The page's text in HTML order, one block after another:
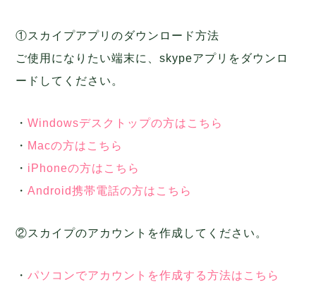
①スカイプアプリのダウンロード方法
ご使用になりたい端末に、skypeアプリをダウンロ
ードしてください。
・Windowsデスクトップの方はこちら
・ Macの方はこちら
・ iPhoneの方はこちら
・Android携帯電話の方はこちら
②スカイプのアカウントを作成してください。
・パソコンでアカウントを作成する方法はこちら